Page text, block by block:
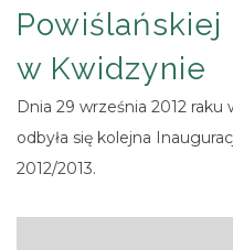
Powiślańskiej
w Kwidzynie
Dnia 29 września 2012
odbyła się kolejna
2012/2013.